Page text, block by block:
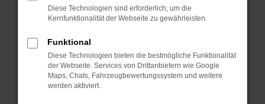
Beim Laden ist ein Fehler aufgetreten.
Überprüfe deine Firewall und deine
Internetverbindung.
Laden andere Webseiten, zum Beispiel deine
Diese Technologien sind erforderlich, um die
Kernfunktionalität der Webseite zu gewährleisten.
Funktional
Diese Technologien bieten die bestmögliche Funktionalität
der Webseite. Services von Drittanbietern wie Google
Maps, Chats, Fahrzeugbewertungssystem und weitere
werden aktiviert.